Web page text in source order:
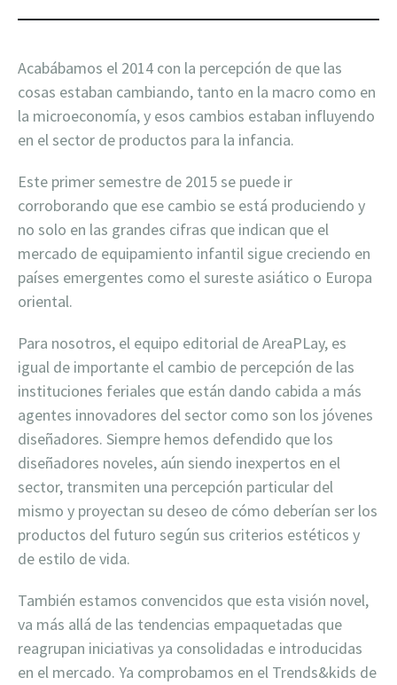
Acabábamos el 2014 con la percepción de que las
cosas estaban cambiando, tanto en la macro como en
la microeconomía, y esos cambios estaban influyendo
en el sector de productos para la infancia.
Este primer semestre de 2015 se puede ir
corroborando que ese cambio se está produciendo y
no solo en las grandes cifras que indican que el
mercado de equipamiento infantil sigue creciendo en
países emergentes como el sureste asiático o Europa
oriental.
Para nosotros, el equipo editorial de AreaPLay, es
igual de importante el cambio de percepción de las
instituciones feriales que están dando cabida a más
agentes innovadores del sector como son los jóvenes
diseñadores. Siempre hemos defendido que los
diseñadores noveles, aún siendo inexpertos en el
sector, transmiten una percepción particular del
mismo y proyectan su deseo de cómo deberían ser los
productos del futuro según sus criterios estéticos y
de estilo de vida.
También estamos convencidos que esta visión novel,
va más allá de las tendencias empaquetadas que
reagrupan iniciativas ya consolidadas e introducidas
en el mercado. Ya comprobamos en el Trends&kids de